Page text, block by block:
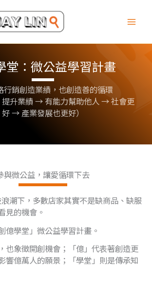
堂：微公益學習計畫
行銷創造業績，也創造善的循環
提升業績 → 有能力幫助他人 → 社會更
好 → 產業發展也更好）
與微公益，讓愛循環下去
潮下，多數店家其實不是缺商品、缺服
見的機會。
億學堂」微公益學習計畫。
也象徵開創機會；「億」代表著創造更
響億萬人的願景；「學堂」則是傳承知